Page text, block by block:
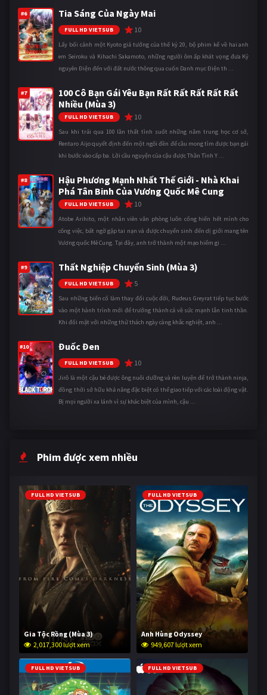
#6 Tia Sáng Của Ngày Mai
FULL HD VIETSUB 10
Lấy bối cảnh một Kyoto giả tưởng của thế kỷ 20, bộ phim kể về hai anh
em Seiroku và Kihachi Sakamoto, những người ôm ấp khát vọng đưa Kỷ
nguyên Điện đến với đất nước thông qua cuốn Danh mục Điện th ...
#7
100 Cô Bạn Gái Yêu Bạn Rất Rất Rất Rất Rất
Nhiều (Mùa 3)
FULL HD VIETSUB 10
Sau khi trải qua 100 lần thất tình suốt những năm trung học cơ sở,
Rentaro Aijo quyết định đến một ngôi đền để cầu mong tìm được bạn gái
khi bước vào cấp ba. Lời cầu nguyện của cậu được Thần Tình Y ...
#8
Hậu Phương Mạnh Nhất Thế Giới - Nhà Khai
Phá Tân Binh Của Vương Quốc Mê Cung
FULL HD VIETSUB 10
Atobe Arihito, một nhân viên văn phòng luôn cống hiến hết mình cho
công việc, bất ngờ gặp tai nạn và được chuyển sinh đến dị giới mang tên
Vương quốc Mê Cung. Tại đây, anh trở thành một mạo hiểm gi ...
#9 Thất Nghiệp Chuyển Sinh (Mùa 3)
FULL HD VIETSUB 5
Sau những biến cố làm thay đổi cuộc đời, Rudeus Greyrat tiếp tục bước
vào một hành trình mới để trưởng thành cả về sức mạnh lẫn tinh thần.
Khi đối mặt với những thử thách ngày càng khắc nghiệt, anh ...
#10 Đuốc Đen
FULL HD VIETSUB 10
Jirô là một cậu bé được ông nuôi dưỡng và rèn luyện để trở thành ninja,
đồng thời sở hữu khả năng đặc biệt có thể giao tiếp với các loài động vật.
Bị mọi người xa lánh vì sự khác biệt của mình, cậu ...
Phim được xem nhiều
FULL HD VIETSUB
Gia Tộc Rồng (Mùa 3)
2,017,300 lượt xem
FULL HD VIETSUB
Anh Hùng Odyssey
949,607 lượt xem
FULL HD VIETSUB FULL HD VIETSUB